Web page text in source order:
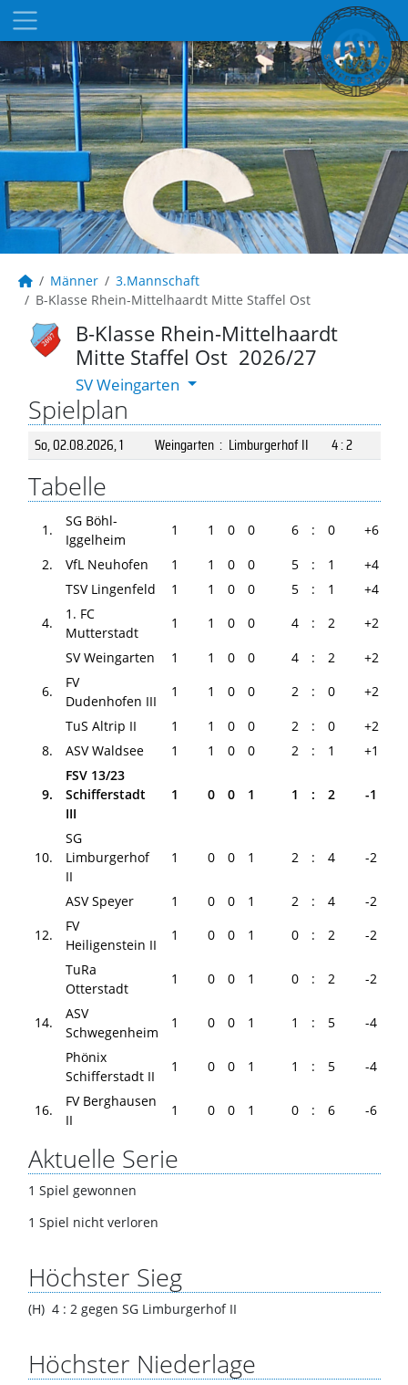
Männer
3.Mannschaft
B-Klasse Rhein-Mittelhaardt Mitte Staffel Ost
B-Klasse Rhein-Mittelhaardt
Mitte Staffel Ost 2026/27
SV Weingarten
Spielplan
So, 02.08.2026, 1 Weingarten : Limburgerhof II 4 : 2
Tabelle
1.
SG Böhl-
Iggelheim
1 1 0 0 6 : 0 +6
2.
VfL Neuhofen 1 1 0 0 5 : 1 +4
TSV Lingenfeld
1 1 0 0 5 : 1 +4
4.
1. FC
Mutterstadt
1 1 0 0 4 : 2 +2
SV Weingarten
1 1 0 0 4 : 2 +2
6.
FV
Dudenhofen III
1 1 0 0 2 : 0 +2
TuS Altrip II
1 1 0 0 2 : 0 +2
8.
ASV Waldsee 1 1 0 0 2 : 1 +1
9.
FSV 13/23
Schifferstadt
III
1 0 0 1 1 : 2 -1
10.
SG
Limburgerhof
II
1 0 0 1 2 : 4 -2
ASV Speyer 1 0 0 1 2 : 4 -2
12.
FV
Heiligenstein II
1 0 0 1 0 : 2 -2
TuRa
Otterstadt
1 0 0 1 0 : 2 -2
14.
ASV
Schwegenheim
1 0 0 1 1 : 5 -4
Phönix
Schifferstadt II
1 0 0 1 1 : 5 -4
16.
FV Berghausen
II
1 0 0 1 0 : 6 -6
Aktuelle Serie
1 Spiel gewonnen
1 Spiel nicht verloren
Höchster Sieg
(H) 4 : 2 gegen SG Limburgerhof II
Höchster Niederlage